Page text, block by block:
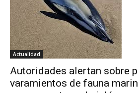
Actualidad
Autoridades alertan sobre
varamientos de fauna